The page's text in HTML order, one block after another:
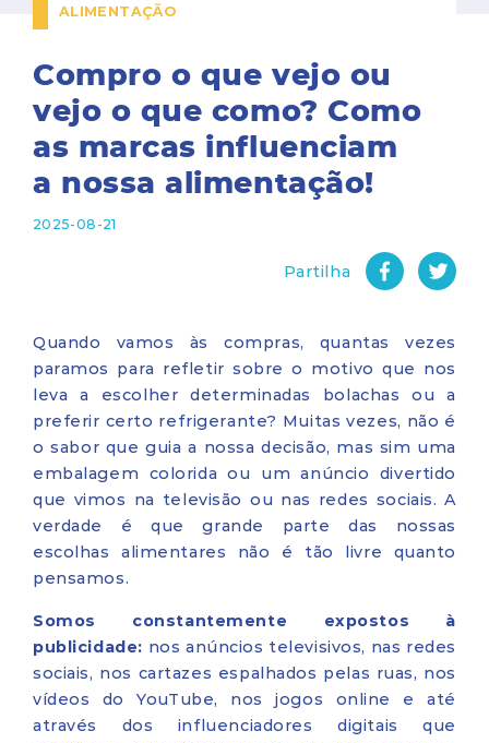
Compro o que vejo ou
vejo o que como? Como
as marcas influenciam
a nossa alimentação!
2025-08-21
Partilha
Quando vamos às compras, quantas vezes
paramos para refletir sobre o motivo que nos
leva a escolher determinadas bolachas ou a
preferir certo refrigerante? Muitas vezes, não é
o sabor que guia a nossa decisão, mas sim uma
embalagem colorida ou um anúncio divertido
que vimos na televisão ou nas redes sociais. A
verdade é que grande parte das nossas
escolhas alimentares não é tão livre quanto
pensamos.
Somos constantemente expostos à
publicidade: nos anúncios televisivos, nas redes
sociais, nos cartazes espalhados pelas ruas, nos
vídeos do YouTube, nos jogos online e até
através dos influenciadores digitais que
ALIMENTAÇÃO